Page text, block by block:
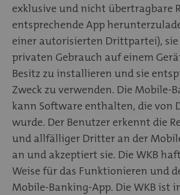
exklusive und nicht übertragbare
entsprechende App
einer autorisierten Drittpartei), sie
privaten Gebrauch auf einem
Besitz zu installieren und sie
Zweck zu verwenden. Die Mobile-
kann Software enthalten, die von
wurde. Der Benutzer erkennt die
und allfälliger Dritter an der
an und akzeptiert sie. Die WKB
Weise für das Funktionieren und
Mobile-Banking-App. Die WKB ist